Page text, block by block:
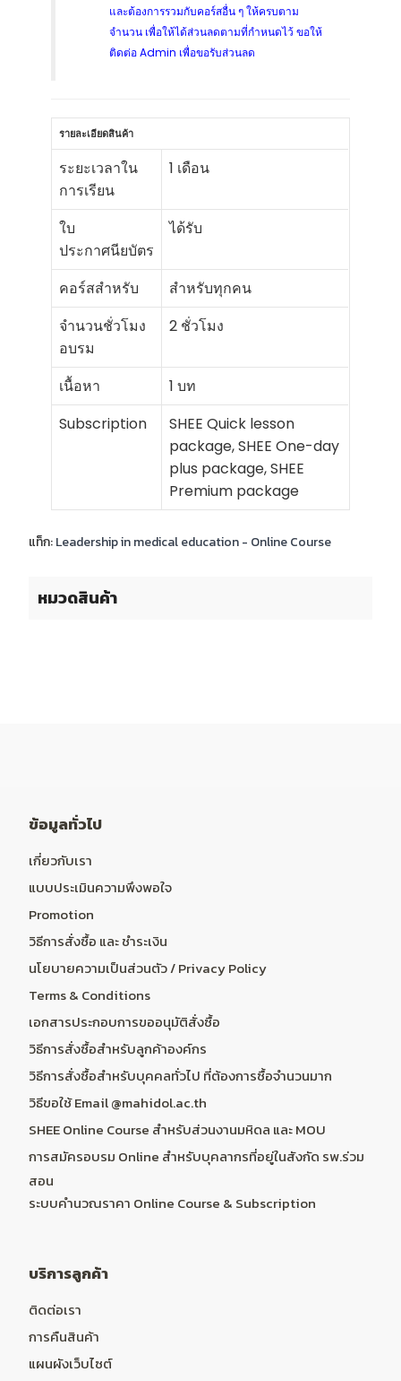
หมวดสินค้า
และต้องการรวมกับคอร์สอื่น ๆ ให้ครบตาม
จำนวน เพื่อให้ได้ส่วนลดตามที่กำหนดไว้ ขอให้
ติดต่อ Admin เพื่อขอรับส่วนลด
รายละเอียดสินค้า
ระยะเวลาใน
การเรียน
1 เดือน
ใบ
ประกาศนียบัตร
ได้รับ
คอร์สสำหรับ
สำหรับทุกคน
จำนวนชั่วโมง
อบรม
2 ชั่วโมง
เนื้อหา
1 บท
Subscription
SHEE Quick lesson
package, SHEE One-day
plus package, SHEE
Premium package
แท็ก:Leadership in medical education - Online Course
ข้อมูลทั่วไป
เกี่ยวกับเรา
แบบประเมินความพึงพอใจ
Promotion
วิธีการสั่งซื้อ และ ชำระเงิน
นโยบายความเป็นส่วนตัว / Privacy Policy
Terms & Conditions
เอกสารประกอบการขออนุมัติสั่งซื้อ
วิธีการสั่งซื้อสำหรับลูกค้าองค์กร
วิธีการสั่งซื้อสำหรับบุคคลทั่วไป ที่ต้องการซื้อจำนวนมาก
วิธีขอใช้ Email @mahidol.ac.th
SHEE Online Course สำหรับส่วนงานมหิดล และ MOU
การสมัครอบรม Online สำหรับบุคลากรที่อยู่ในสังกัด รพ.ร่วม
สอน
ระบบคำนวณราคา Online Course & Subscription
บริการลูกค้า
ติดต่อเรา
การคืนสินค้า
แผนผังเว็บไซต์